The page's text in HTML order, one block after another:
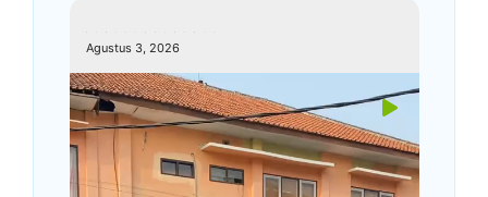
Agustus 3, 2026